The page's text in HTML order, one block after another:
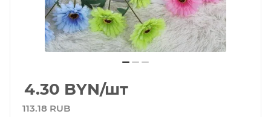
4.30 BYN/шт
113.18 RUB